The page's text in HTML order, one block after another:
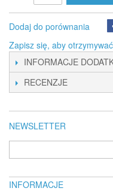
Dodaj do porównania
Zapisz się, aby
INFORMACJE
RECENZJE
NEWSLETTER
INFORMACJE